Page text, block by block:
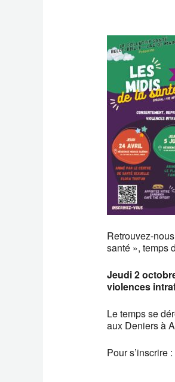
Retrouvez-
santé », temps
Jeudi 2
violences
Le temps se
aux Deniers à
Pour s’inscrire